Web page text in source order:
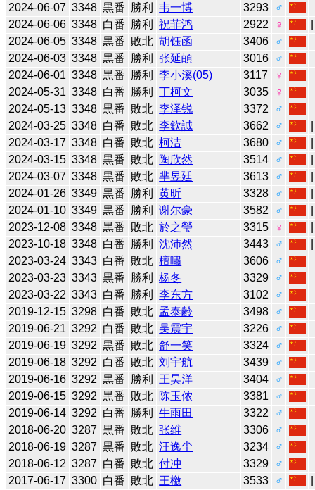
2024-06-07 3348 黒番 勝利 韦一博 3293
♂
2024-06-06 3348 白番 勝利 祝菲鸿 2922 ♀
2024-06-05 3348 黒番 敗北 胡钰函 3406
♂
2024-06-03 3348 黒番 勝利 张延頔 3016
♂
2024-06-01 3348 黒番 勝利 李小溪(05) 3117
♀
2024-05-31 3348 白番 勝利 丁柯文 3035
♀
2024-05-13 3348 黒番 敗北 李泽锐 3372
♂
2024-03-25 3348 白番 敗北 李欽誠 3662 ♂
2024-03-17 3348 白番 敗北 柯洁 3680 ♂
2024-03-15 3348 黒番 敗北 陶欣然 3514 ♂
2024-03-07 3348 黒番 敗北 芈昱廷 3613 ♂
2024-01-26 3349 黒番 勝利 黄昕 3328 ♂
2024-01-10 3349 黒番 勝利 谢尔豪 3582 ♂
2023-12-08 3348 黒番 敗北 於之瑩 3315 ♀
2023-10-18 3348 白番 勝利 沈沛然 3443 ♂
2023-03-24 3343 白番 敗北 檀嘯 3606
♂
2023-03-23 3343 黒番 勝利 杨冬 3329
♂
2023-03-22 3343 白番 勝利 李东方 3102
♂
2019-12-15 3298 白番 敗北 孟泰齢 3498
♂
2019-06-21 3292 白番 敗北 吴震宇 3226
♂
2019-06-19 3292 黒番 敗北 舒一笑 3324
♂
2019-06-18 3292 白番 敗北 刘宇航 3439
♂
2019-06-16 3292 黒番 勝利 王昊洋 3404
♂
2019-06-15 3292 黒番 敗北 陈玉侬 3381
♂
2019-06-14 3292 白番 勝利 牛雨田 3322
♂
2018-06-20 3287 黒番 敗北 张维 3306
♂
2018-06-19 3287 黒番 敗北 汪逸尘 3234
♂
2018-06-12 3287 白番 敗北 付冲 3329
♂
2017-06-17 3300 白番 敗北 王檄 3533 ♂